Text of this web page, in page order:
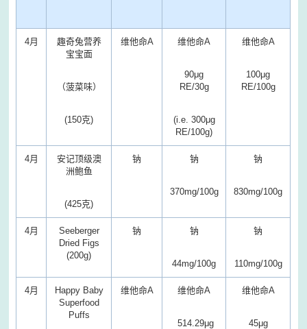
4月
趣奇兔营养
宝宝面
（菠菜味）
(150克)
维他命A 维他命A
90μg
RE/30g
(i.e. 300μg
RE/100g)
维他命A
100μg
RE/100g
4月
安记顶级澳
洲鲍鱼
(425克)
钠 钠
370mg/100g
钠
830mg/100g
4月
Seeberger
Dried Figs
(200g)
钠 钠
44mg/100g
钠
110mg/100g
4月
Happy Baby
Superfood
Puffs
维他命A 维他命A
514.29μg
维他命A
45μg